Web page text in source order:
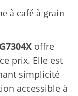
à café à grain
offre
prix. Elle est
simplicité
accessible à